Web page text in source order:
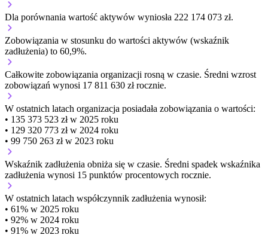
Dla porównania wartość aktywów wyniosła 222 174 073 zł.
Zobowiązania w stosunku do wartości aktywów (wskaźnik
zadłużenia) to 60,9%.
Całkowite zobowiązania organizacji rosną w czasie. Średni wzrost
zobowiązań wynosi 17 811 630 zł rocznie.
W ostatnich latach organizacja posiadała zobowiązania o wartości:
• 135 373 523 zł w 2025 roku
• 129 320 773 zł w 2024 roku
• 99 750 263 zł w 2023 roku
Wskaźnik zadłużenia obniża się w czasie. Średni spadek wskaźnika
zadłużenia wynosi 15 punktów procentowych rocznie.
W ostatnich latach współczynnik zadłużenia wynosił:
• 61% w 2025 roku
• 92% w 2024 roku
• 91% w 2023 roku